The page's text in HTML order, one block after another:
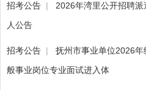
招考公告 |
2026年湾里公开招聘
人公告
招考公告 |
抚州市事业单位2026
般事业岗位专业面试进入体